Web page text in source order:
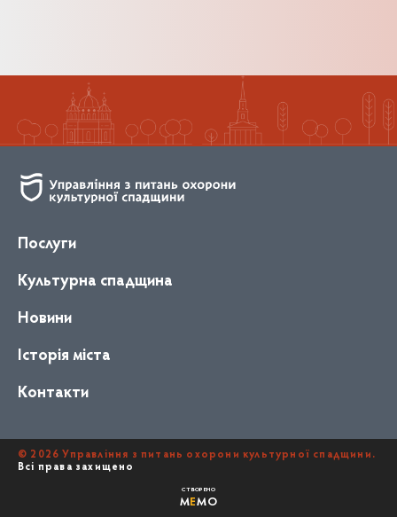
Послуги
Культурна спадщина
Новини
Історія міста
Контакти
© 2026 Управління з питань охорони культурної спадщини.
Всі права захищено
СТВОРЕНО
MEMO